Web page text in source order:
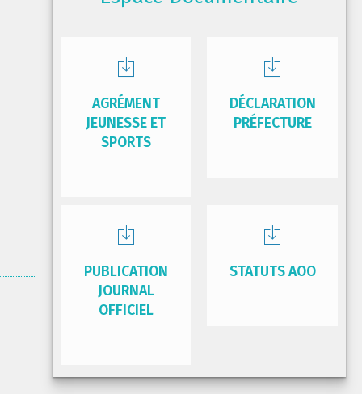
AGRÉMENT
JEUNESSE ET
SPORTS
DÉCLARATION
PRÉFECTURE
PUBLICATION
JOURNAL
OFFICIEL
STATUTS AOO